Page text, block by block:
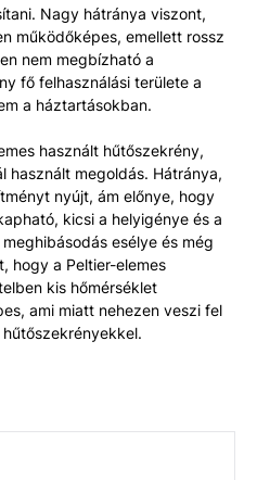
Nagy hátránya viszont,
működőképes, emellett rossz
nem megbízható a
fő felhasználási területe a
a háztartásokban.
használt hűtőszekrény,
használt megoldás. Hátránya,
nyújt, ám előnye, hogy
kicsi a helyigénye és a
esélye és még
hogy a Peltier-elemes
kis hőmérséklet
ami miatt nehezen veszi fel